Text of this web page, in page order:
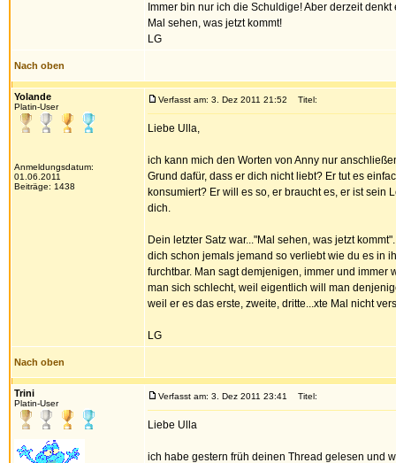
Immer bin nur ich die Schuldige! Aber derzeit
Mal sehen, was jetzt kommt!
LG
Nach oben
Yolande
Platin-User
Anmeldungsdatum:
01.06.2011
Beiträge: 1438
Verfasst am: 3. Dez 2011 21:52 Titel:
Liebe Ulla,
ich kann mich den Worten von Anny nur
Grund dafür, dass er dich nicht liebt? Er tut es
konsumiert? Er will es so, er braucht es, er ist sein
dich.
Dein letzter Satz war..."Mal sehen, was jetzt
dich schon jemals jemand so verliebt wie du es in
furchtbar. Man sagt demjenigen, immer und immer
man sich schlecht, weil eigentlich will man
weil er es das erste, zweite, dritte...xte Mal nicht
LG
Nach oben
Trini
Platin-User
Verfasst am: 3. Dez 2011 23:41 Titel:
Liebe Ulla
ich habe gestern früh deinen Thread gelesen und